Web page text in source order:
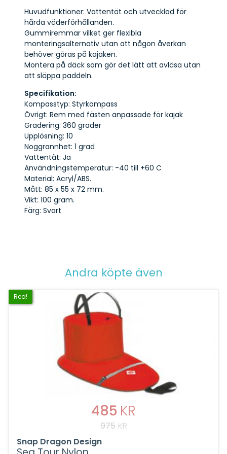
Huvudfunktioner: Vattentät och utvecklad för
hårda väderförhållanden.
Gummiremmar vilket ger flexibla
monteringsalternativ utan att någon åverkan
behöver göras på kajaken.
Montera på däck som gör det lätt att avläsa utan
att släppa paddeln.
Specifikation:
Kompasstyp: Styrkompass
Övrigt: Rem med fästen anpassade för kajak
Gradering: 360 grader
Upplösning: 10
Noggrannhet: 1 grad
Vattentät: Ja
Användningstemperatur: -40 till +60 C
Material: Acryl/ABS.
Mått: 85 x 55 x 72 mm.
Vikt: 100 gram.
Färg: Svart
Andra köpte även
Rea!
975 KR
485 KR
Snap Dragon Design